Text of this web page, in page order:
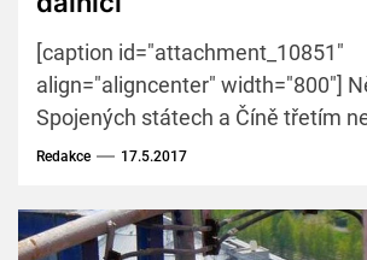
[caption id="attachment_10851"
align="aligncenter" width="800"]
Spojených státech a Číně třetím
producentem energie z větrných
Německou dálnici...
Redakce 17.5.2017